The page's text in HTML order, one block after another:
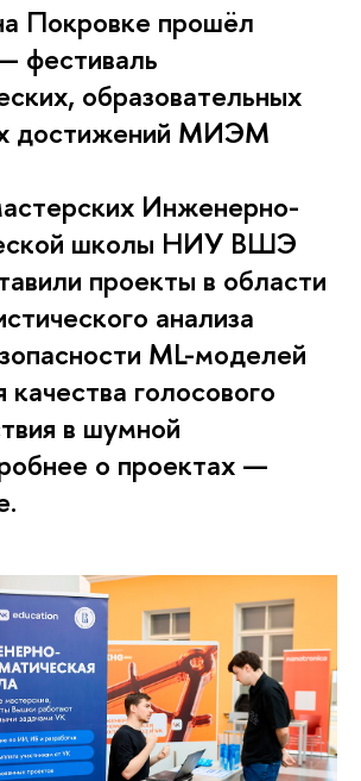
Покровке прошёл
фестиваль
образовательных
достижений МИЭМ
Инженерно-
школы НИУ ВШЭ
проекты в области
анализа
ML-моделей
качества голосового
в шумной
о проектах —